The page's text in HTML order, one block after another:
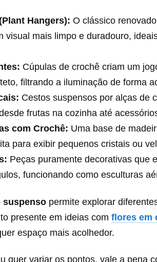
Hangers): O clássico
visual mais limpo e duradouro,
Cúpulas de crochê criam um
filtrando a iluminação de forma
Cestos suspensos por alças de
frutas na cozinha até
com Crochê: Uma base de
para exibir pequenos cristais ou
Peças puramente decorativas que
funcionando como esculturas
suspenso permite explorar
presente em ideias com flores em
espaço mais acolhedor.
quer variar os pontos, vale a pena